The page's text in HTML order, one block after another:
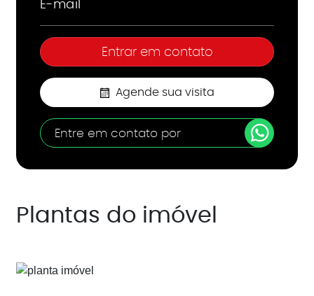
Agende sua visita
Entre em contato por
Plantas do imóvel